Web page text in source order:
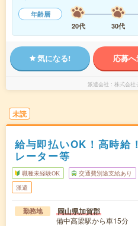
年齢層
20代
30代
気になる! 応募
派遣会社 株式会社
未読
給与即払いOK！高時給
レーター等
職種未経験OK 交通費別途支給あり
派遣
勤務地 岡山県加賀郡
備中高梁駅から車15分